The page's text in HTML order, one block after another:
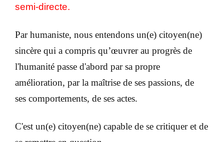
semi-directe.
Par humaniste, nous entendons un(e) citoyen(ne)
sincère qui a compris qu’œuvrer au progrès de
l'humanité passe d'abord par sa propre
amélioration, par la maîtrise de ses passions, de
ses comportements, de ses actes.
C'est un(e) citoyen(ne) capable de se critiquer et de